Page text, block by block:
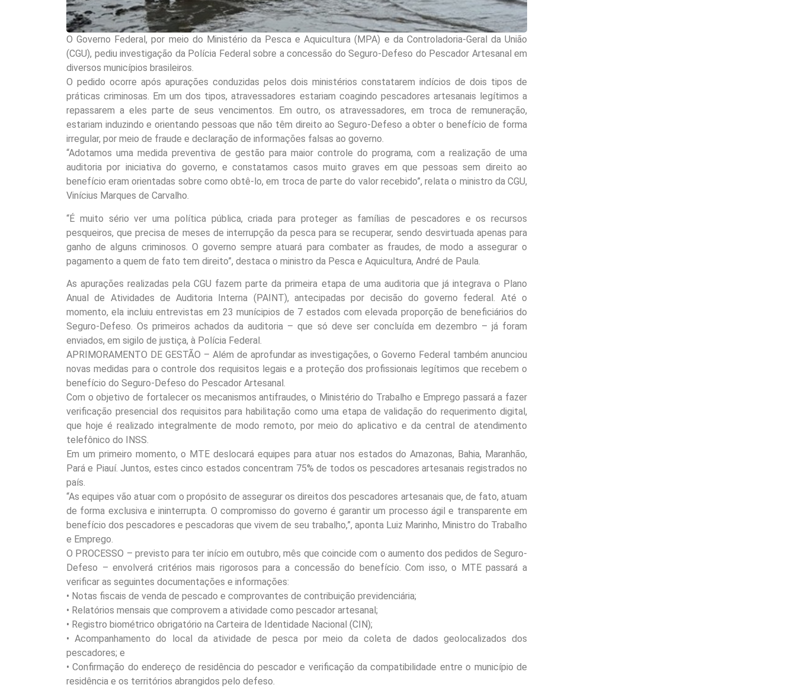
O Governo Federal, por meio do Ministério da Pesca e Aquicultura (MPA) e da Controladoria-Geral da União
(CGU), pediu investigação da Polícia Federal sobre a concessão do Seguro-Defeso do Pescador Artesanal em
diversos municípios brasileiros.
O pedido ocorre após apurações conduzidas pelos dois ministérios constatarem indícios de dois tipos de
práticas criminosas. Em um dos tipos, atravessadores estariam coagindo pescadores artesanais legítimos a
repassarem a eles parte de seus vencimentos. Em outro, os atravessadores, em troca de remuneração,
estariam induzindo e orientando pessoas que não têm direito ao Seguro-Defeso a obter o benefício de forma
irregular, por meio de fraude e declaração de informações falsas ao governo.
“Adotamos uma medida preventiva de gestão para maior controle do programa, com a realização de uma
auditoria por iniciativa do governo, e constatamos casos muito graves em que pessoas sem direito ao
benefício eram orientadas sobre como obtê-lo, em troca de parte do valor recebido”, relata o ministro da CGU,
Vinícius Marques de Carvalho.
“É muito sério ver uma política pública, criada para proteger as famílias de pescadores e os recursos
pesqueiros, que precisa de meses de interrupção da pesca para se recuperar, sendo desvirtuada apenas para
ganho de alguns criminosos. O governo sempre atuará para combater as fraudes, de modo a assegurar o
pagamento a quem de fato tem direito”, destaca o ministro da Pesca e Aquicultura, André de Paula.
As apurações realizadas pela CGU fazem parte da primeira etapa de uma auditoria que já integrava o Plano
Anual de Atividades de Auditoria Interna (PAINT), antecipadas por decisão do governo federal. Até o
momento, ela incluiu entrevistas em 23 munícipios de 7 estados com elevada proporção de beneficiários do
Seguro-Defeso. Os primeiros achados da auditoria – que só deve ser concluída em dezembro – já foram
enviados, em sigilo de justiça, à Polícia Federal.
APRIMORAMENTO DE GESTÃO – Além de aprofundar as investigações, o Governo Federal também anunciou
novas medidas para o controle dos requisitos legais e a proteção dos profissionais legítimos que recebem o
benefício do Seguro-Defeso do Pescador Artesanal.
Com o objetivo de fortalecer os mecanismos antifraudes, o Ministério do Trabalho e Emprego passará a fazer
verificação presencial dos requisitos para habilitação como uma etapa de validação do requerimento digital,
que hoje é realizado integralmente de modo remoto, por meio do aplicativo e da central de atendimento
telefônico do INSS.
Em um primeiro momento, o MTE deslocará equipes para atuar nos estados do Amazonas, Bahia, Maranhão,
Pará e Piauí. Juntos, estes cinco estados concentram 75% de todos os pescadores artesanais registrados no
país.
“As equipes vão atuar com o propósito de assegurar os direitos dos pescadores artesanais que, de fato, atuam
de forma exclusiva e ininterrupta. O compromisso do governo é garantir um processo ágil e transparente em
benefício dos pescadores e pescadoras que vivem de seu trabalho,”, aponta Luiz Marinho, Ministro do Trabalho
e Emprego.
O PROCESSO – previsto para ter início em outubro, mês que coincide com o aumento dos pedidos de Seguro-
Defeso – envolverá critérios mais rigorosos para a concessão do benefício. Com isso, o MTE passará a
verificar as seguintes documentações e informações:
• Notas fiscais de venda de pescado e comprovantes de contribuição previdenciária;
• Relatórios mensais que comprovem a atividade como pescador artesanal;
• Registro biométrico obrigatório na Carteira de Identidade Nacional (CIN);
• Acompanhamento do local da atividade de pesca por meio da coleta de dados geolocalizados dos
pescadores; e
• Confirmação do endereço de residência do pescador e verificação da compatibilidade entre o município de
residência e os territórios abrangidos pelo defeso.